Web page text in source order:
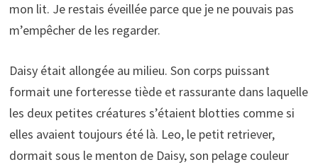
mon lit. Je restais éveillée parce que je ne pouvais pas
m’empêcher de les regarder.
Daisy était allongée au milieu. Son corps puissant
formait une forteresse tiède et rassurante dans laquelle
les deux petites créatures s’étaient blotties comme si
elles avaient toujours été là. Leo, le petit retriever,
dormait sous le menton de Daisy, son pelage couleur